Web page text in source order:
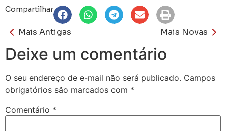
Compartilhar
Mais Antigas Mais Novas
Deixe um comentário
O seu endereço de e-mail não será publicado. Campos
obrigatórios são marcados com *
Comentário *